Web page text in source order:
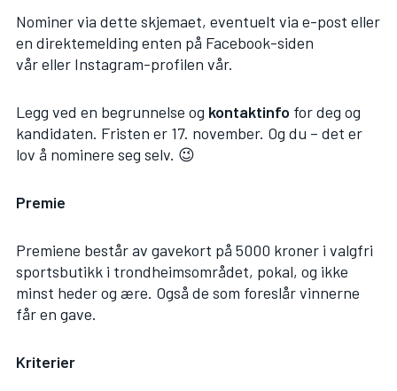
Nominer via dette skjemaet, eventuelt via e-post eller
en direktemelding enten på Facebook-siden
våreller Instagram-profilen vår.
Legg ved en begrunnelse og kontaktinfo for deg og
kandidaten. Fristen er 17. november. Og du – det er
lov å nominere seg selv. 😉
Premie
Premiene består av gavekort på 5000 kroner i valgfri
sportsbutikk i trondheimsområdet, pokal, og ikke
minst heder og ære. Også de som foreslår vinnerne
får en gave.
Kriterier